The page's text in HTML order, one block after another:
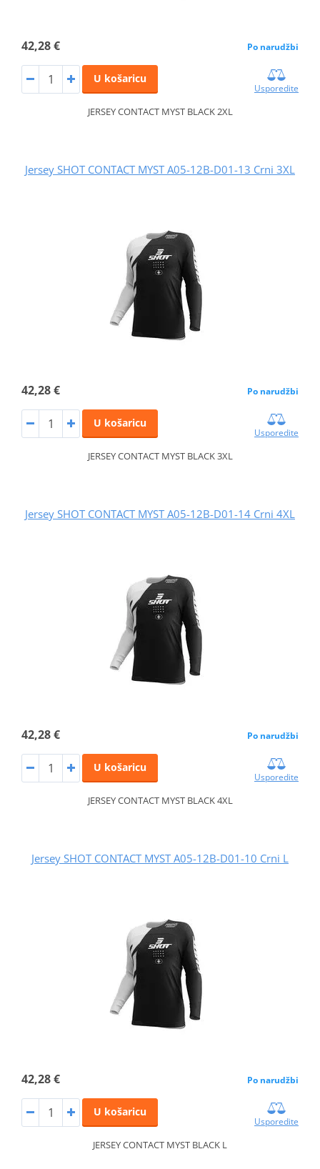
42,28 € Po narudžbi
U košaricu
Usporedite
JERSEY CONTACT MYST BLACK 2XL
Jersey SHOT CONTACT MYST A05-12B-D01-13 Crni 3XL
42,28 € Po narudžbi
U košaricu
Usporedite
JERSEY CONTACT MYST BLACK 3XL
Jersey SHOT CONTACT MYST A05-12B-D01-14 Crni 4XL
42,28 € Po narudžbi
U košaricu
Usporedite
JERSEY CONTACT MYST BLACK 4XL
Jersey SHOT CONTACT MYST A05-12B-D01-10 Crni L
42,28 € Po narudžbi
U košaricu
Usporedite
JERSEY CONTACT MYST BLACK L